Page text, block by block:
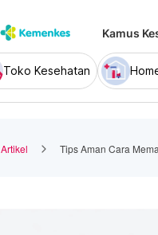
Kamus
Toko Kesehatan
Artikel Tips Aman Cara